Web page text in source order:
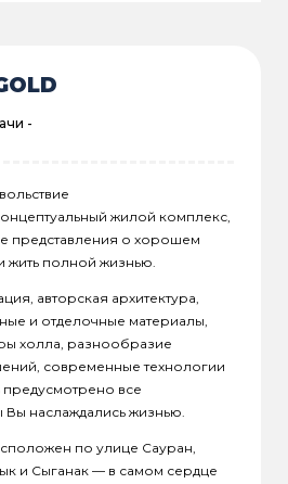
-
жилой комплекс,
представления о хорошем
жить полной жизнью.
авторская архитектура,
и отделочные материалы,
холла, разнообразие
современные технологии
предусмотрено все
наслаждались жизнью.
по улице Сауран,
и Сыганак — в самом сердце